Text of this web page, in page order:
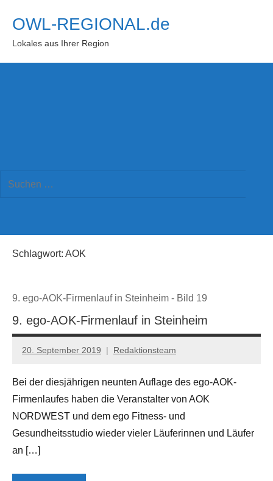
Inhalt
springen
OWL-REGIONAL.de
Lokales aus Ihrer Region
Suchen
Schlagwort: AOK
9. ego-AOK-Firmenlauf in Steinheim - Bild 19
9. ego-AOK-Firmenlauf in Steinheim
20. September 2019 Redaktionsteam
Bei der diesjährigen neunten Auflage des ego-AOK-
Firmenlaufes haben die Veranstalter von AOK
NORDWEST und dem ego Fitness- und
Gesundheitsstudio wieder vieler Läuferinnen und Läufer
an […]